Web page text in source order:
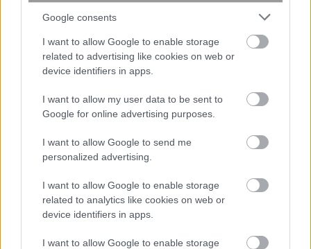
Google consents
I want to allow Google to enable storage
related to advertising like cookies on web or
device identifiers in apps.
I want to allow my user data to be sent to
Google for online advertising purposes.
I want to allow Google to send me
personalized advertising.
I want to allow Google to enable storage
related to analytics like cookies on web or
device identifiers in apps.
I want to allow Google to enable storage
Κουίζ: Πόσο καλά θυμάσαι την
ελληνική μυθολογία; Μπορείς να
απαντήσεις σωστά και στις 3
περισσότερα